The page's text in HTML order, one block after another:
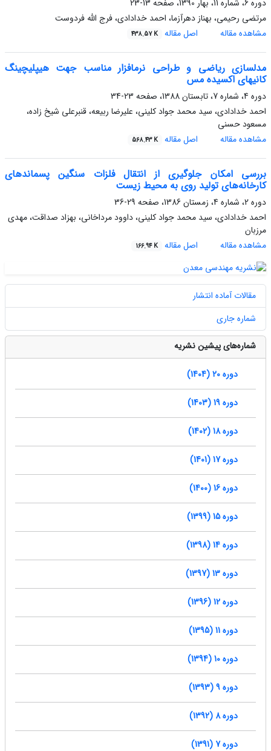
دوره 6، شماره 11، بهار 1390، صفحه
13-23
مرتضی رحیمی، بهناز دهرآزما، احمد خدادادی، فرج الله فردوست
مشاهده مقاله
اصل مقاله 438.57 K
مدل‏سازی ریاضی و طراحی نرم‏افزار مناسب جهت هیپ‏لیچینگ
کانی‏های اکسیده مس
دوره 4، شماره 7، تابستان 1388، صفحه
23-34
احمد خدادادی، سید محمد جواد کلینی، علیرضا ربیعه، قنبرعلی شیخ زاده،
مسعود حسنی
مشاهده مقاله
اصل مقاله 568.43 K
بررسی امکان جلوگیری از انتقال فلزات سنگین پسماندهای
کارخانه‌های تولید روی به محیط زیست
دوره 2، شماره 4، زمستان 1386، صفحه
29-36
احمد خدادادی، سید محمد جواد کلینی، داوود مرداخانی، بهزاد صداقت، مهدی
مرزبان
مشاهده مقاله
اصل مقاله 166.94 K
مقالات آماده انتشار
شماره جاری
شماره‌های پیشین نشریه
دوره 20 (1404)
دوره 19 (1403)
دوره 18 (1402)
دوره 17 (1401)
دوره 16 (1400)
دوره 15 (1399)
دوره 14 (1398)
دوره 13 (1397)
دوره 12 (1396)
دوره 11 (1395)
دوره 10 (1394)
دوره 9 (1393)
دوره 8 (1392)
دوره 7 (1391)